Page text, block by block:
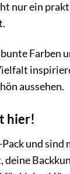
nur ein
Farben
aussehen.
hier!
und